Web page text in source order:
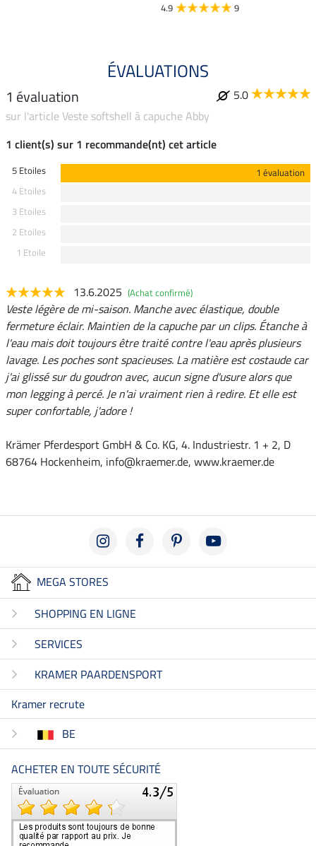
4.9 9
ÉVALUATIONS
1 évaluation
5.0
sur l'article Veste softshell à capuche Abby
1 client(s) sur 1 recommande(nt) cet article
5 Etoiles
1 évaluation
4 Etoiles
3 Etoiles
2 Etoiles
1 Etoile
13.6.2025 (Achat confirmé)
Veste légère de mi-saison. Manche avec élastique, double
fermeture éclair. Maintien de la capuche par un clips. Étanche à
l'eau mais doit toujours être traité contre l'eau après plusieurs
lavage. Les poches sont spacieuses. La matière est costaude car
j'ai glissé sur du goudron avec, aucun signe d'usure alors que
mon legging à percé. Je n'ai vraiment rien à redire. Et elle est
super confortable, j'adore !
Krämer Pferdesport GmbH & Co. KG, 4. Industriestr. 1 + 2, D
68764 Hockenheim, info@kraemer.de, www.kraemer.de
MEGA STORES
SHOPPING EN LIGNE
SERVICES
KRAMER PAARDENSPORT
Kramer recrute
BE
ACHETER EN TOUTE SÉCURITÉ